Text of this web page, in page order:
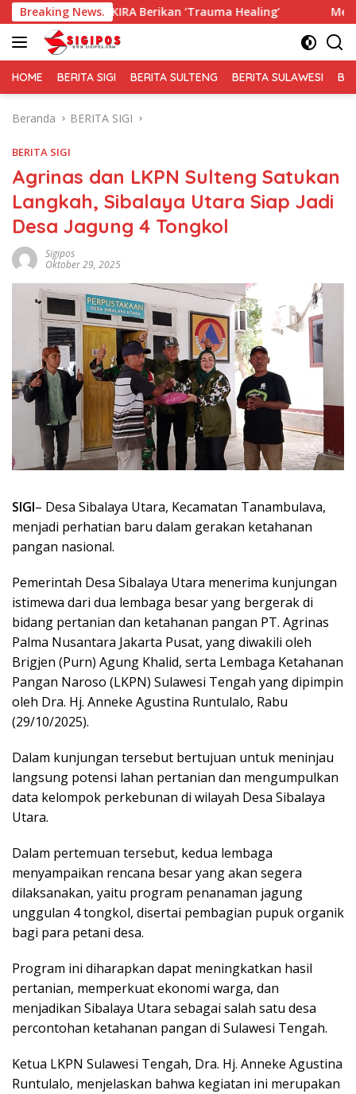
Langsung
ke
konten
Breaking News.
Berikan ‘Trauma Healing’ Membaur Tanpa Sekat,
HOME BERITA SIGI BERITA SULTENG BERITA SULAWESI
Beranda BERITA SIGI
BERITA SIGI
Agrinas dan LKPN Sulteng Satukan
Langkah, Sibalaya Utara Siap Jadi
Desa Jagung 4 Tongkol
Sigipos
Oktober 29, 2025
SIGI– Desa Sibalaya Utara, Kecamatan Tanambulava,
menjadi perhatian baru dalam gerakan ketahanan
pangan nasional.
Pemerintah Desa Sibalaya Utara menerima kunjungan
istimewa dari dua lembaga besar yang bergerak di
bidang pertanian dan ketahanan pangan PT. Agrinas
Palma Nusantara Jakarta Pusat, yang diwakili oleh
Brigjen (Purn) Agung Khalid, serta Lembaga Ketahanan
Pangan Naroso (LKPN) Sulawesi Tengah yang dipimpin
oleh Dra. Hj. Anneke Agustina Runtulalo, Rabu
(29/10/2025).
Dalam kunjungan tersebut bertujuan untuk meninjau
langsung potensi lahan pertanian dan mengumpulkan
data kelompok perkebunan di wilayah Desa Sibalaya
Utara.
Dalam pertemuan tersebut, kedua lembaga
menyampaikan rencana besar yang akan segera
dilaksanakan, yaitu program penanaman jagung
unggulan 4 tongkol, disertai pembagian pupuk organik
bagi para petani desa.
Program ini diharapkan dapat meningkatkan hasil
pertanian, memperkuat ekonomi warga, dan
menjadikan Sibalaya Utara sebagai salah satu desa
percontohan ketahanan pangan di Sulawesi Tengah.
Ketua LKPN Sulawesi Tengah, Dra. Hj. Anneke Agustina
Runtulalo, menjelaskan bahwa kegiatan ini merupakan